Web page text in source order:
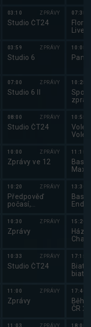
03:10 ZPRÁVY
Studio ČT24
03:59 ZPRÁVY
Studio 6
07:00 ZPRÁVY
Studio 6 II
08:00 ZPRÁVY
Studio ČT24
10:00 ZPRÁVY
Zprávy ve 12
10:20 ZPRÁVY
Předpověď
počasí,
zprávy
10:30 ZPRÁVY
Zprávy
10:33 ZPRÁVY
Studio ČT24
11:00 ZPRÁVY
Zprávy
11:03 ZPRÁVY
07:35
10:05
10:25
10:55
11:15
Maxa
13:30
15:20
17:15
17:40
Běh:
ČR
18:05